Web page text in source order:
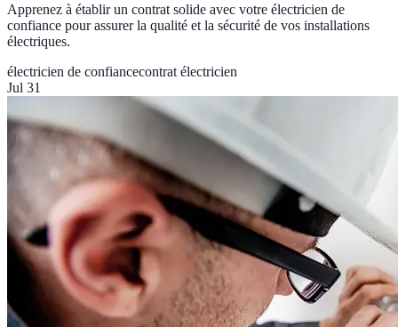
Apprenez à établir un contrat solide avec votre électricien de
confiance pour assurer la qualité et la sécurité de vos installations
électriques.
électricien de confiancecontrat électricien
Jul 31